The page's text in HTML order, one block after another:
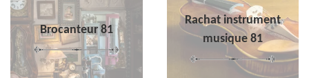
Brocanteur 81
Rachat instrument
musique 81